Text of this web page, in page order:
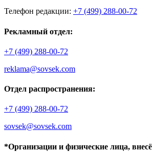
Телефон редакции: +7 (499) 288-00-72
Рекламный отдел:
+7 (499) 288-00-72
reklama@sovsek.com
Отдел распространения:
+7 (499) 288-00-72
sovsek@sovsek.com
*Организации и физические лица,